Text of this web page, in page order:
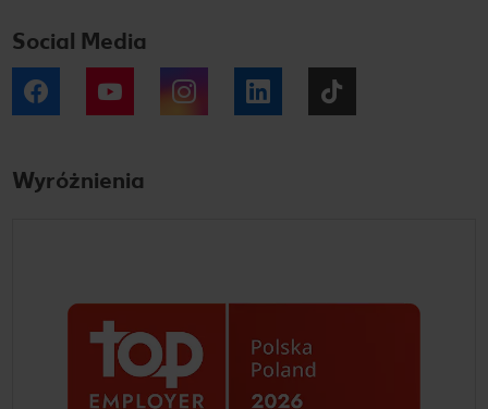
Social Media
Facebook YouTube Instagram LinkedIn
Wyróżnienia